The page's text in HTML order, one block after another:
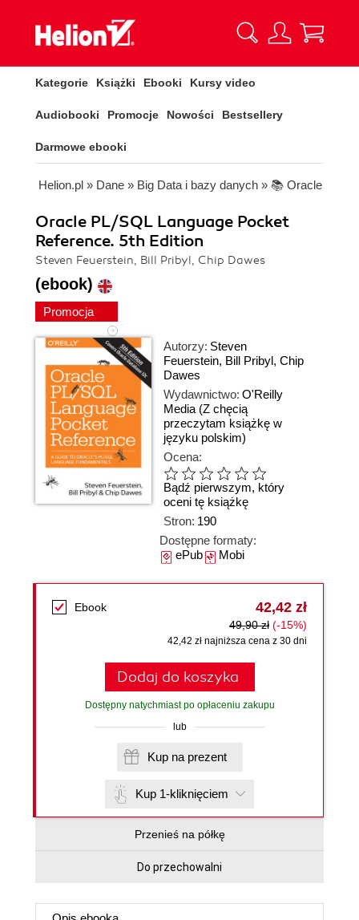
Kategorie Książki Ebooki Kursy video
Audiobooki Promocje Nowości Bestsellery
Darmowe ebooki
Helion.pl » Dane » Big Data i bazy danych » 📚 Oracle
Oracle PL/SQL Language Pocket
Reference. 5th Edition
Steven Feuerstein, Bill Pribyl, Chip Dawes
(ebook)
Promocja
Autorzy: Steven
Feuerstein, Bill Pribyl, Chip
Dawes
Wydawnictwo: O'Reilly
Media (Z chęcią
przeczytam książkę w
języku polskim)
Ocena:
Bądź pierwszym, który
oceni tę książkę
Stron: 190
Dostępne formaty:
ePubMobi
Ebook 42,42 zł
49,90 zł (-15%)
42,42 zł najniższa cena z 30 dni
Dodaj do koszyka
Dostępny natychmiast po opłaceniu zakupu
lub
Kup na prezent
Kup 1-kliknięciem
Przenieś na półkę
Do przechowalni